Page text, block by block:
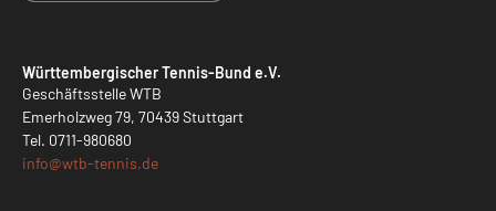
Württembergischer Tennis-Bund e.V.
Geschäftsstelle WTB
Emerholzweg 79, 70439 Stuttgart
Tel. 0711-980680
info@wtb-tennis.de